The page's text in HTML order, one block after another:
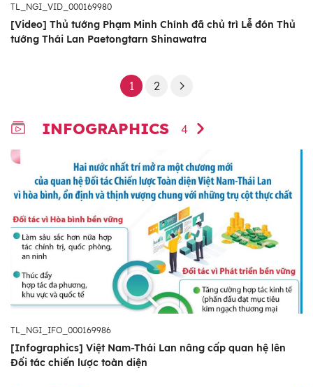
TL_NGI_VID_000169980
[Video] Thủ tướng Phạm Minh Chính đã chủ trì Lễ đón Thủ
tướng Thái Lan Paetongtarn Shinawatra
1 2
INFOGRAPHICS 4
TL_NGI_IFO_000169986
[Infographics] Việt Nam-Thái Lan nâng cấp quan hệ lên
Đối tác chiến lược toàn diện